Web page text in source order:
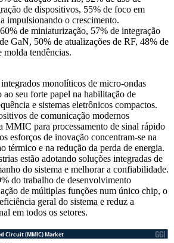
de dispositivos, 55% de foco em
impulsionando o crescimento.
de miniaturização, 57% de integração
GaN, 50% de atualizações de RF, 48% de
molda tendências.
monolíticos de micro-ondas
seu forte papel na habilitação de
e sistemas eletrônicos compactos.
de comunicação modernos
MMIC para processamento de sinal rápido
esforços de inovação concentram-se na
térmico e na redução da perda de energia.
estão adotando soluções integradas de
do sistema e melhorar a confiabilidade.
do trabalho de desenvolvimento
de múltiplas funções num único chip, o
geral do sistema e reduz a
em todos os setores.